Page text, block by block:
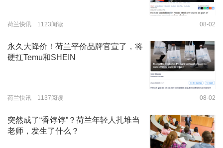
荷兰快讯 1123阅读 08-02
永久大降价！荷兰平价品牌官宣了，将
硬扛Temu和SHEIN
荷兰快讯 1137阅读 08-02
突然成了“香饽饽”？荷兰年轻人扎堆当
老师，发生了什么？